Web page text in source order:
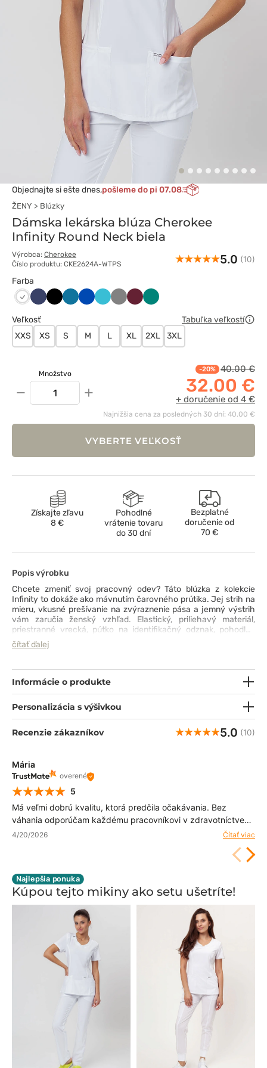
Objednajte si ešte dnes,pošleme do pi 07.08
ŽENY Blúzky
Dámska lekárska blúza Cherokee
Infinity Round Neck biela
Výrobca: Cherokee
Číslo produktu: CKE2624A-WTPS
5.0 (10)
Farba
Biały CiemnyCzarnyKaraibskiKrólewski
MorskiSzary Wiśniowy
Zielony
Veľkosť
Tabuľka veľkostí
XXS
XS S M L XL 2XL 3XL
Množstvo
− +
-20% 40.00 €
32.00 €
+ doručenie od 4 €
Najnižšia cena za posledných 30 dní: 40.00 €
VYBERTE VEĽKOSŤ
Získajte zľavu
8 €
Pohodlné
vrátenie tovaru
do 30 dní
Bezplatné
doručenie od
70 €
Popis výrobku
Chcete zmeniť svoj pracovný odev? Táto blúzka z kolekcie
Infinity to dokáže ako mávnutím čarovného prútika. Jej strih na
mieru, vkusné prešívanie na zvýraznenie pása a jemný výstrih
vám zaručia ženský vzhľad. Elastický, priliehavý materiál,
priestranné vrecká, pútko na identifikačný odznak, pohodlné
rebrovanie vo výstrihu a vetracie vložky na bokoch zabezpečia
každodenné pohodlie a funkčnosť. Hovorí sa, že nemôžete mať
čítať ďalej
Informácie o produkte
Personalizácia s výšivkou
Recenzie zákazníkov 5.0 (10)
Mária
overené
5
Má veľmi dobrú kvalitu, ktorá predčila očakávania. Bez
váhania odporúčam každému pracovníkovi v zdravotníctve
Blúzka má moderný a profesionálny vzhľad.
4/20/2026 Čítať viac
Najlepšia ponuka
Kúpou tejto mikiny ako setu ušetríte!